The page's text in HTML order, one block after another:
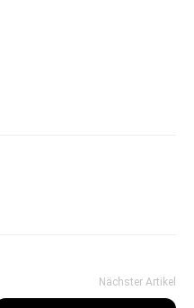
Nächster Artikel